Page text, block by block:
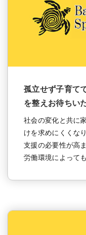
孤立せず子育て
を整えお待ちい
社会の変化と共に
けを求めにくくな
支援の必要性が高
労働環境によって